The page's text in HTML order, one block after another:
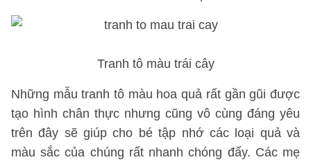
Tranh tô màu trái cây
Những mẫu tranh tô màu hoa quả rất gần gũi được
tạo hình chân thực nhưng cũng vô cùng đáng yêu
trên đây sẽ giúp cho bé tập nhớ các loại quả và
màu sắc của chúng rất nhanh chóng đấy. Các mẹ